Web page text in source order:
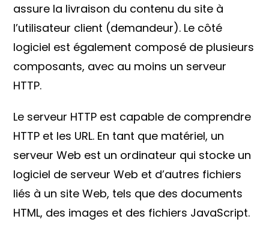
assure la livraison du contenu du site à
l’utilisateur client (demandeur). Le côté
logiciel est également composé de plusieurs
composants, avec au moins un serveur
HTTP.
Le serveur HTTP est capable de comprendre
HTTP et les URL. En tant que matériel, un
serveur Web est un ordinateur qui stocke un
logiciel de serveur Web et d’autres fichiers
liés à un site Web, tels que des documents
HTML, des images et des fichiers JavaScript.